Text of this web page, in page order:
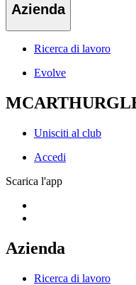
Azienda
Ricerca di lavoro
Evolve
Unisciti al club
Accedi
Scarica l'app
Azienda
Ricerca di lavoro